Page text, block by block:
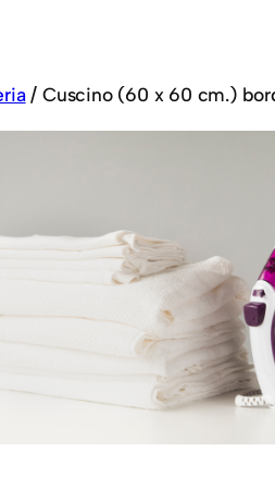
/ Cuscino (60 x 60 cm.)